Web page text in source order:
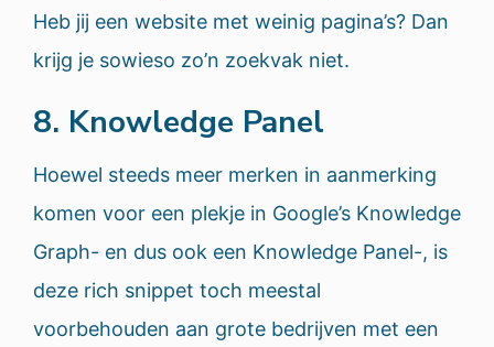
Heb jij een website met weinig pagina’s? Dan
krijg je sowieso zo’n zoekvak niet.
8. Knowledge Panel
Hoewel steeds meer merken in aanmerking
komen voor een plekje in Google’s Knowledge
Graph- en dus ook een Knowledge Panel-, is
deze rich snippet toch meestal
voorbehouden aan grote bedrijven met een